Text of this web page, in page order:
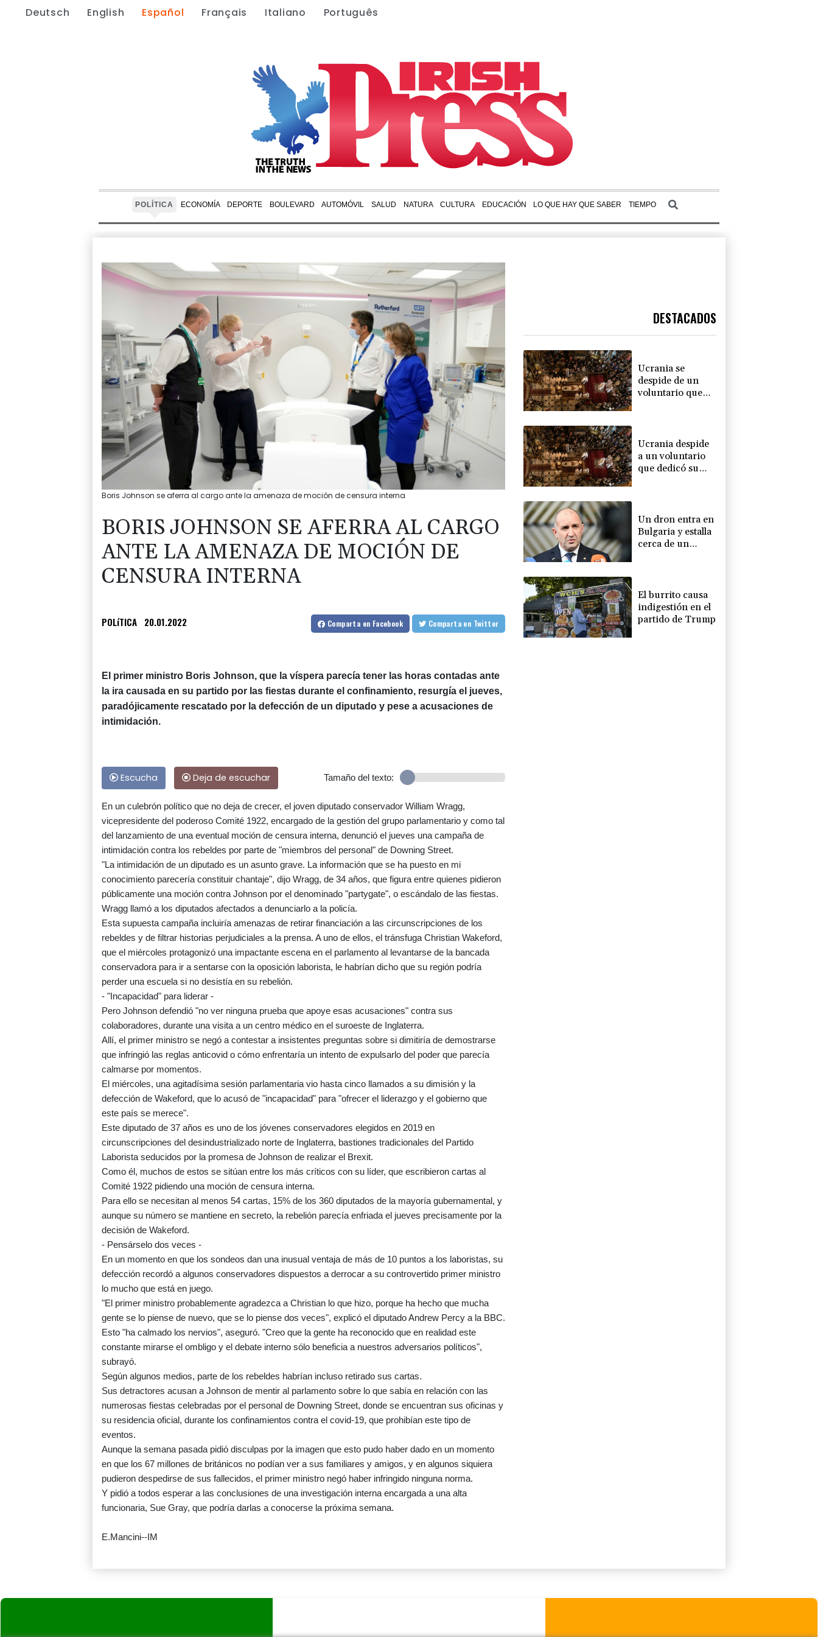
Deutsch English Español Français Italiano Português
POLÍTICA ECONOMÍA DEPORTE BOULEVARD AUTOMÓVIL SALUD NATURA CULTURA EDUCACIÓN LO QUE HAY QUE SABER TIEMPO
Boris Johnson se aferra al cargo ante la amenaza de moción de censura interna
BORIS JOHNSON SE AFERRA AL CARGO
ANTE LA AMENAZA DE MOCIÓN DE
CENSURA INTERNA
POLíTICA 20.01.2022 Comparta en Facebook Comparta en Twitter
El primer ministro Boris Johnson, que la víspera parecía tener las horas contadas ante
la ira causada en su partido por las fiestas durante el confinamiento, resurgía el jueves,
paradójicamente rescatado por la defección de un diputado y pese a acusaciones de
intimidación.
Escucha Deja de escuchar Tamaño del texto:
En un culebrón político que no deja de crecer, el joven diputado conservador William Wragg,
vicepresidente del poderoso Comité 1922, encargado de la gestión del grupo parlamentario y como tal
del lanzamiento de una eventual moción de censura interna, denunció el jueves una campaña de
intimidación contra los rebeldes por parte de "miembros del personal" de Downing Street.
"La intimidación de un diputado es un asunto grave. La información que se ha puesto en mi
conocimiento parecería constituir chantaje", dijo Wragg, de 34 años, que figura entre quienes pidieron
públicamente una moción contra Johnson por el denominado "partygate", o escándalo de las fiestas.
Wragg llamó a los diputados afectados a denunciarlo a la policía.
Esta supuesta campaña incluiría amenazas de retirar financiación a las circunscripciones de los
rebeldes y de filtrar historias perjudiciales a la prensa. A uno de ellos, el tránsfuga Christian Wakeford,
que el miércoles protagonizó una impactante escena en el parlamento al levantarse de la bancada
conservadora para ir a sentarse con la oposición laborista, le habrían dicho que su región podría
perder una escuela si no desistía en su rebelión.
- "Incapacidad" para liderar -
Pero Johnson defendió "no ver ninguna prueba que apoye esas acusaciones" contra sus
colaboradores, durante una visita a un centro médico en el suroeste de Inglaterra.
Allí, el primer ministro se negó a contestar a insistentes preguntas sobre si dimitiría de demostrarse
que infringió las reglas anticovid o cómo enfrentaría un intento de expulsarlo del poder que parecía
calmarse por momentos.
El miércoles, una agitadísima sesión parlamentaria vio hasta cinco llamados a su dimisión y la
defección de Wakeford, que lo acusó de "incapacidad" para "ofrecer el liderazgo y el gobierno que
este país se merece".
Este diputado de 37 años es uno de los jóvenes conservadores elegidos en 2019 en
circunscripciones del desindustrializado norte de Inglaterra, bastiones tradicionales del Partido
Laborista seducidos por la promesa de Johnson de realizar el Brexit.
Como él, muchos de estos se sitúan entre los más críticos con su líder, que escribieron cartas al
Comité 1922 pidiendo una moción de censura interna.
Para ello se necesitan al menos 54 cartas, 15% de los 360 diputados de la mayoría gubernamental, y
aunque su número se mantiene en secreto, la rebelión parecía enfriada el jueves precisamente por la
decisión de Wakeford.
- Pensárselo dos veces -
En un momento en que los sondeos dan una inusual ventaja de más de 10 puntos a los laboristas, su
defección recordó a algunos conservadores dispuestos a derrocar a su controvertido primer ministro
lo mucho que está en juego.
"El primer ministro probablemente agradezca a Christian lo que hizo, porque ha hecho que mucha
gente se lo piense de nuevo, que se lo piense dos veces", explicó el diputado Andrew Percy a la BBC.
Esto "ha calmado los nervios", aseguró. "Creo que la gente ha reconocido que en realidad este
constante mirarse el ombligo y el debate interno sólo beneficia a nuestros adversarios políticos",
subrayó.
Según algunos medios, parte de los rebeldes habrían incluso retirado sus cartas.
Sus detractores acusan a Johnson de mentir al parlamento sobre lo que sabía en relación con las
numerosas fiestas celebradas por el personal de Downing Street, donde se encuentran sus oficinas y
su residencia oficial, durante los confinamientos contra el covid-19, que prohibían este tipo de
eventos.
Aunque la semana pasada pidió disculpas por la imagen que esto pudo haber dado en un momento
en que los 67 millones de británicos no podían ver a sus familiares y amigos, y en algunos siquiera
pudieron despedirse de sus fallecidos, el primer ministro negó haber infringido ninguna norma.
Y pidió a todos esperar a las conclusiones de una investigación interna encargada a una alta
funcionaria, Sue Gray, que podría darlas a conocerse la próxima semana.
E.Mancini--IM
DESTACADOS
Ucrania se
despide de un
voluntario que
Ucrania despide
a un voluntario
que dedicó su
Un dron entra en
Bulgaria y estalla
cerca de un
El burrito causa
indigestión en el
partido de Trump